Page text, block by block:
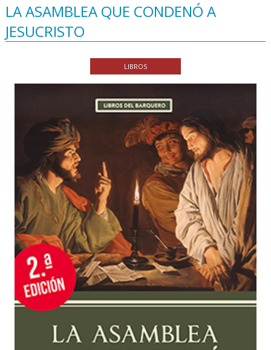
LA ASAMBLEA QUE CONDENÓ A
JESUCRISTO
LIBROS